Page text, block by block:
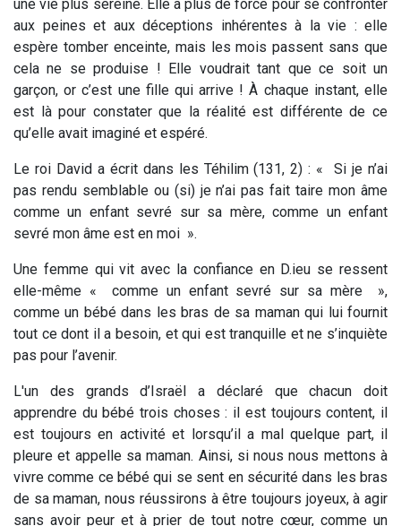
une vie plus sereine. Elle a plus de force pour se confronter
aux peines et aux déceptions inhérentes à la vie : elle
espère tomber enceinte, mais les mois passent sans que
cela ne se produise ! Elle voudrait tant que ce soit un
garçon, or c’est une fille qui arrive ! À chaque instant, elle
est là pour constater que la réalité est différente de ce
qu’elle avait imaginé et espéré.
Le roi David a écrit dans les Téhilim(131, 2) : «Si je n’ai
pas rendu semblable ou (si) je n’ai pas fait taire mon âme
comme un enfant sevré sur sa mère, comme un enfant
sevré mon âme est en moi ».
Une femme qui vit avec la confiance en D.ieu se ressent
elle-même «comme un enfant sevré sur sa mère»,
comme un bébé dans les bras de sa maman qui lui fournit
tout ce dont il a besoin, et qui est tranquille et ne s’inquiète
pas pour l’avenir.
L'un des grands d’Israël a déclaré que chacun doit
apprendre du bébé trois choses : il est toujours content, il
est toujours en activité et lorsqu’il a mal quelque part, il
pleure et appelle sa maman. Ainsi, si nous nous mettons à
vivre comme ce bébé qui se sent en sécurité dans les bras
de sa maman, nous réussirons à être toujours joyeux, à agir
sans avoir peur et à prier de tout notre cœur, comme un